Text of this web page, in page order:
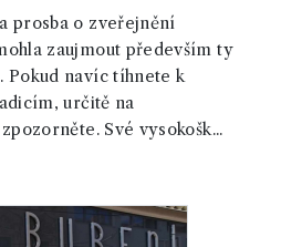
prosba o zveřejnění
zaujmout především ty
Pokud navíc tíhnete k
určitě na
Své vysokošk...